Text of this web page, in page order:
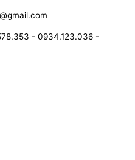
- 0934.123.036 -